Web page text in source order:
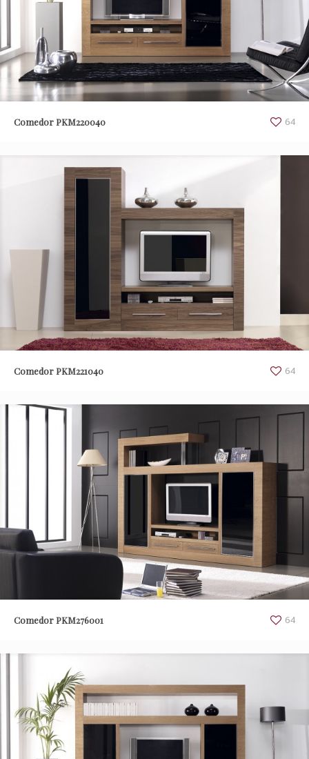
Comedor PKM220040 64
Comedor PKM221040 64
Comedor PKM276001 64